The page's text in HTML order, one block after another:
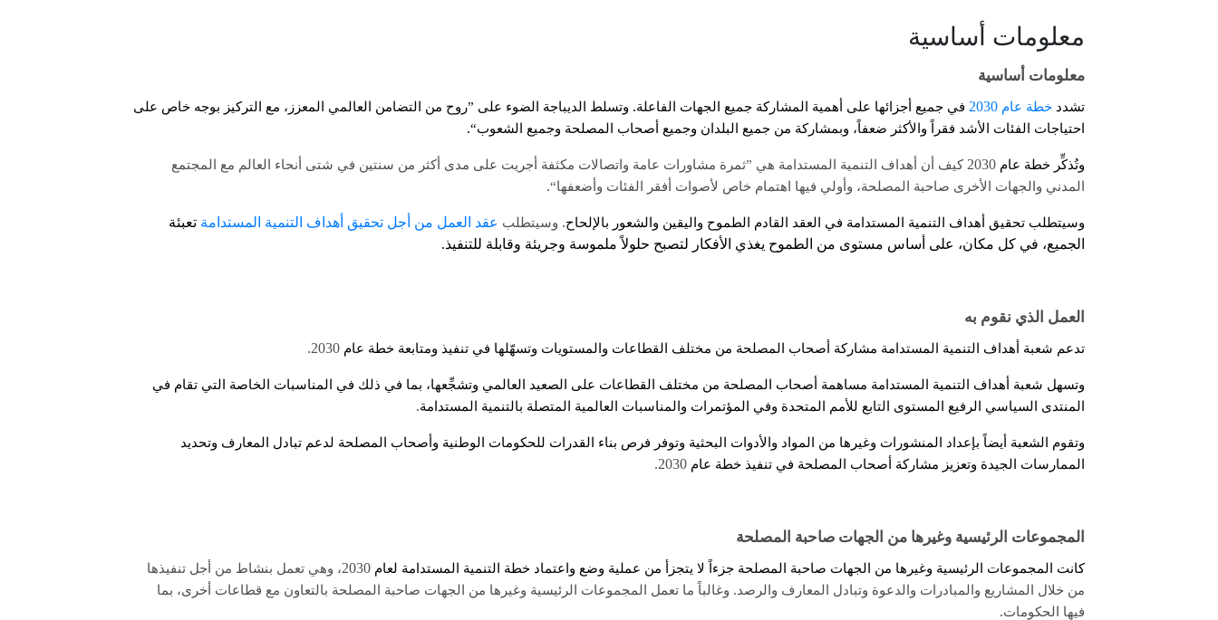
معلومات أساسية
معلومات أساسية
تشدد خطة عام 2030 في جميع أجزائها على أهمية المشاركة جميع الجهات الفاعلة. وتسلط الديباجة الضوء على ”روح من التضامن العالمي المعزز، مع التركيز بوجه خاص على
احتياجات الفئات الأشد فقراً والأكثر ضعفاً، وبمشاركة من جميع البلدان وجميع أصحاب المصلحة وجميع الشعوب“.
وتُذكِّر خطة عام 2030 كيف أن أهداف التنمية المستدامة هي ”ثمرة مشاورات عامة واتصالات مكثفة أجريت على مدى أكثر من سنتين في شتى أنحاء العالم مع المجتمع
المدني والجهات الأخرى صاحبة المصلحة، وأولي فيها اهتمام خاص لأصوات أفقر الفئات وأضعفها“.
وسيتطلب تحقيق أهداف التنمية المستدامة في العقد القادم الطموح واليقين والشعور بالإلحاح. وسيتطلب عقد العمل من أجل تحقيق أهداف التنمية المستدامة تعبئة
الجميع، في كل مكان، على أساس مستوى من الطموح يغذي الأفكار لتصبح حلولاً ملموسة وجريئة وقابلة للتنفيذ.
العمل الذي نقوم به
تدعم شعبة أهداف التنمية المستدامة مشاركة أصحاب المصلحة من مختلف القطاعات والمستويات وتسهّلها في تنفيذ ومتابعة خطة عام 2030.
وتسهل شعبة أهداف التنمية المستدامة مساهمة أصحاب المصلحة من مختلف القطاعات على الصعيد العالمي وتشجِّعها، بما في ذلك في المناسبات الخاصة التي تقام في
المنتدى السياسي الرفيع المستوى التابع للأمم المتحدة وفي المؤتمرات والمناسبات العالمية المتصلة بالتنمية المستدامة.
وتقوم الشعبة أيضاً بإعداد المنشورات وغيرها من المواد والأدوات البحثية وتوفر فرص بناء القدرات للحكومات الوطنية وأصحاب المصلحة لدعم تبادل المعارف وتحديد
الممارسات الجيدة وتعزيز مشاركة أصحاب المصلحة في تنفيذ خطة عام 2030.
المجموعات الرئيسية وغيرها من الجهات صاحبة المصلحة
كانت المجموعات الرئيسية وغيرها من الجهات صاحبة المصلحة جزءاً لا يتجزأ من عملية وضع واعتماد خطة التنمية المستدامة لعام 2030، وهي تعمل بنشاط من أجل تنفيذها
من خلال المشاريع والمبادرات والدعوة وتبادل المعارف والرصد. وغالباً ما تعمل المجموعات الرئيسية وغيرها من الجهات صاحبة المصلحة بالتعاون مع قطاعات أخرى، بما
فيها الحكومات.